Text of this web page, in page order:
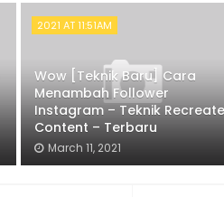
2021 AT 11:51AM
Wow [Teknik Baru] Cara
Menambah Follower
Instagram – Teknik Recreate
Content – Terbaru
March 11, 2021